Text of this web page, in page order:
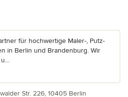
für hochwertige Maler-, Putz-
in Berlin und Brandenburg. Wir
Str. 226, 10405 Berlin